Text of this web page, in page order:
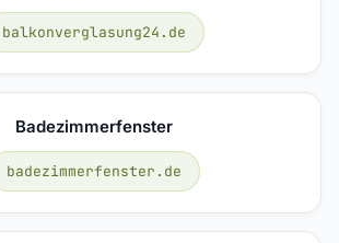
balkonverglasung24.de
Badezimmerfenster
badezimmerfenster.de